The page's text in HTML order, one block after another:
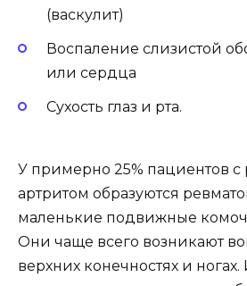
(васкулит)
Воспаление слизистой
или сердца
Сухость глаз и рта.
У примерно 25% пациентов
артритом образуются
маленькие подвижные
Они чаще всего возникают
верхних конечностях и